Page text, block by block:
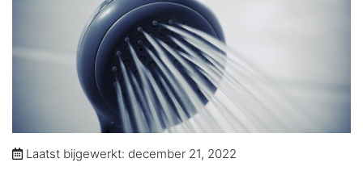
Laatst bijgewerkt: december 21, 2022